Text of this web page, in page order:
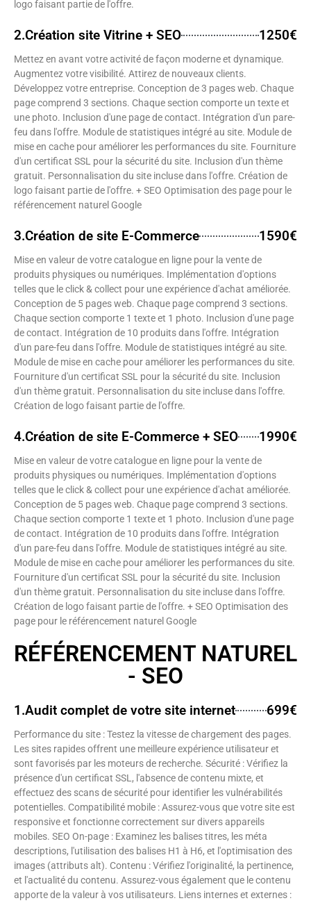
logo faisant partie de l'offre.
2.Création site Vitrine + SEO 1250€
Mettez en avant votre activité de façon moderne et dynamique.
Augmentez votre visibilité. Attirez de nouveaux clients.
Développez votre entreprise. Conception de 3 pages web. Chaque
page comprend 3 sections. Chaque section comporte un texte et
une photo. Inclusion d'une page de contact. Intégration d'un pare-
feu dans l'offre. Module de statistiques intégré au site. Module de
mise en cache pour améliorer les performances du site. Fourniture
d'un certificat SSL pour la sécurité du site. Inclusion d'un thème
gratuit. Personnalisation du site incluse dans l'offre. Création de
logo faisant partie de l'offre. + SEO Optimisation des page pour le
référencement naturel Google
3.Création de site E-Commerce 1590€
Mise en valeur de votre catalogue en ligne pour la vente de
produits physiques ou numériques. Implémentation d'options
telles que le click & collect pour une expérience d'achat améliorée.
Conception de 5 pages web. Chaque page comprend 3 sections.
Chaque section comporte 1 texte et 1 photo. Inclusion d'une page
de contact. Intégration de 10 produits dans l'offre. Intégration
d'un pare-feu dans l'offre. Module de statistiques intégré au site.
Module de mise en cache pour améliorer les performances du site.
Fourniture d'un certificat SSL pour la sécurité du site. Inclusion
d'un thème gratuit. Personnalisation du site incluse dans l'offre.
Création de logo faisant partie de l'offre.
4.Création de site E-Commerce + SEO 1990€
Mise en valeur de votre catalogue en ligne pour la vente de
produits physiques ou numériques. Implémentation d'options
telles que le click & collect pour une expérience d'achat améliorée.
Conception de 5 pages web. Chaque page comprend 3 sections.
Chaque section comporte 1 texte et 1 photo. Inclusion d'une page
de contact. Intégration de 10 produits dans l'offre. Intégration
d'un pare-feu dans l'offre. Module de statistiques intégré au site.
Module de mise en cache pour améliorer les performances du site.
Fourniture d'un certificat SSL pour la sécurité du site. Inclusion
d'un thème gratuit. Personnalisation du site incluse dans l'offre.
Création de logo faisant partie de l'offre. + SEO Optimisation des
page pour le référencement naturel Google
RÉFÉRENCEMENT NATUREL
- SEO
1.Audit complet de votre site internet 699€
Performance du site : Testez la vitesse de chargement des pages.
Les sites rapides offrent une meilleure expérience utilisateur et
sont favorisés par les moteurs de recherche. Sécurité : Vérifiez la
présence d'un certificat SSL, l'absence de contenu mixte, et
effectuez des scans de sécurité pour identifier les vulnérabilités
potentielles. Compatibilité mobile : Assurez-vous que votre site est
responsive et fonctionne correctement sur divers appareils
mobiles. SEO On-page : Examinez les balises titres, les méta
descriptions, l'utilisation des balises H1 à H6, et l'optimisation des
images (attributs alt). Contenu : Vérifiez l'originalité, la pertinence,
et l'actualité du contenu. Assurez-vous également que le contenu
apporte de la valeur à vos utilisateurs. Liens internes et externes :